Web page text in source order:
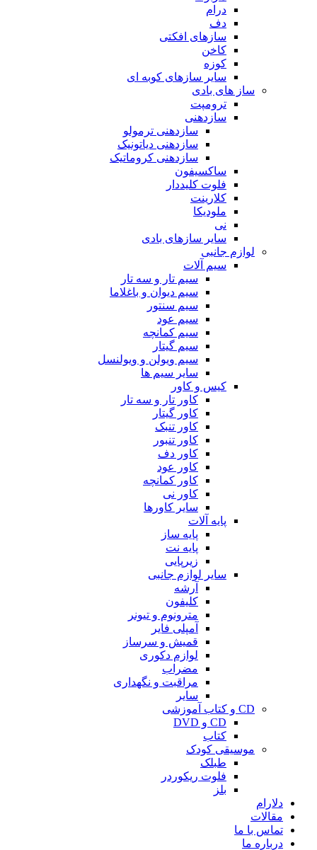
درام
دف
سازهای افکتی
کاخن
کوزه
سایر سازهای کوبه ای
ساز های بادی
ترومپت
سازدهنی
سازدهنی ترمولو
سازدهنی دیاتونیک
سازدهنی کروماتیک
ساکسیفون
فلوت کلیددار
کلارینت
ملودیکا
نی
سایر سازهای بادی
لوازم جانبی
سیم آلات
سیم تار و سه تار
سیم دیوان و باغلاما
سیم سنتور
سیم عود
سیم کمانچه
سیم گیتار
سیم ویولن و ویولنسل
سایر سیم ها
کیس و کاور
کاور تار و سه تار
کاور گیتار
کاور تنبک
کاور تنبور
کاور دف
کاور عود
کاور کمانچه
کاور نی
سایر کاورها
پایه آلات
پایه ساز
پایه نت
زیرپایی
سایر لوازم جانبی
آرشه
کلیفون
مترونوم و تیونر
آمپلی فایر
قمیش و سرساز
لوازم دکوری
مضراب
مراقبت و نگهداری
سایر
CD و کتاب آموزشی
CD و DVD
کتاب
موسیقی کودک
طبلک
فلوت ریکوردر
بلز
دلارام
مقالات
تماس با ما
درباره ما